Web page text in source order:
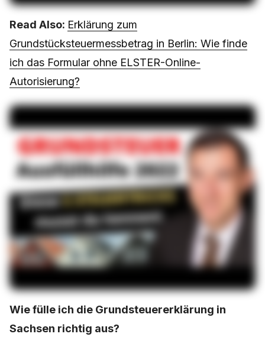
Read Also: Erklärung zum
Grundstücksteuermessbetrag in Berlin: Wie finde
ich das Formular ohne ELSTER-Online-
Autorisierung?
Wie fülle ich die Grundsteuererklärung in
Sachsen richtig aus?